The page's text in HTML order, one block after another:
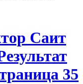
Саит
35